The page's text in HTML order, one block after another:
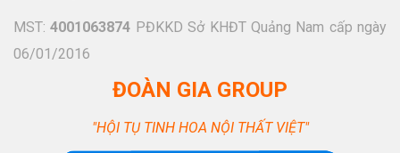
MST:4001063874 PĐKKD Sở KHĐT Quảng Nam cấp ngày
06/01/2016
ĐOÀN GIA GROUP
"HỘI TỤ TINH HOA NỘI THẤT VIỆT"